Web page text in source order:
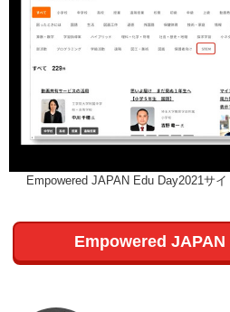
Empowered JAPAN Edu Day2021サ
Empowered